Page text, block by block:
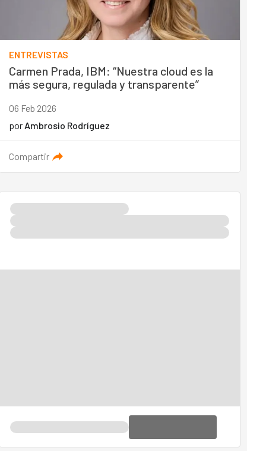
ENTREVISTAS
Carmen Prada, IBM: “Nuestra cloud es la
más segura, regulada y transparente”
06 Feb 2026
por Ambrosio Rodríguez
Compartir